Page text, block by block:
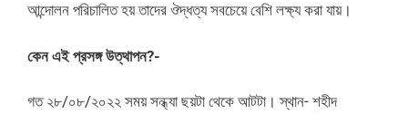
আন্দোলন পরিচালিত হয় তাদের ঔদ্ধত্য সবচেয়ে বেশি লক্ষ্য করা যায়।
কেন এই প্রসঙ্গ উত্থাপন?-
গত ২৮/০৮/২০২২ সময় সন্ধ্যা ছয়টা থেকে আটটা। স্থান- শহীদ